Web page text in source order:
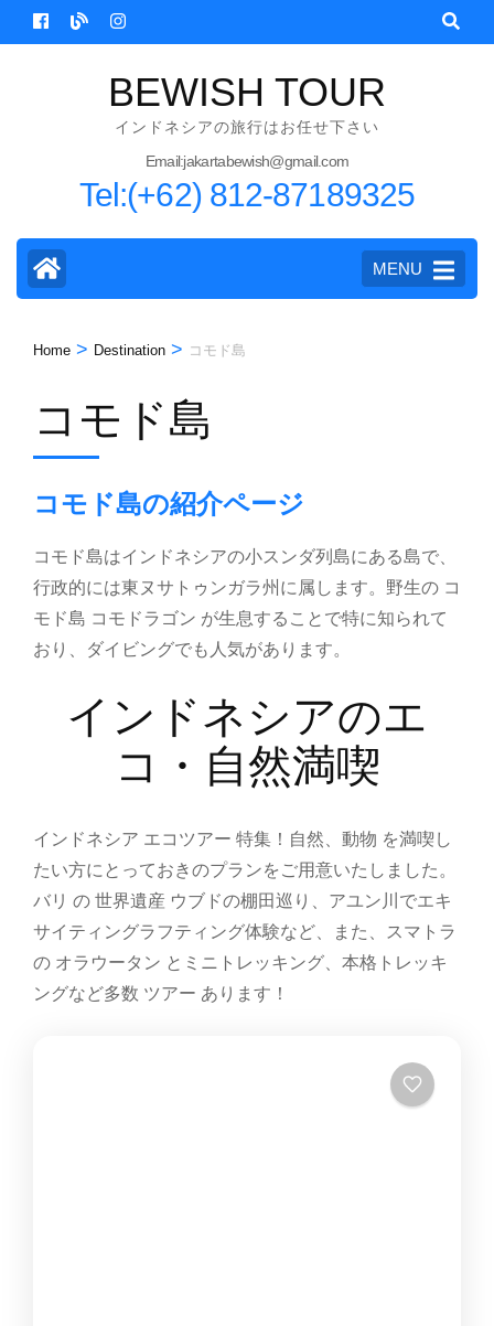
Skip
to
BEWISH TOUR
インドネシアの旅行はお任せ下さい
Email:jakartabewish@gmail.com
Tel:(+62) 812-87189325
MENU
Home > Destination > コモド島
コモド島
コモド島の紹介ページ
コモド島はインドネシアの小スンダ列島にある島で、
行政的には東ヌサトゥンガラ州に属します。野生の コ
モド島 コモドラゴン が生息することで特に知られて
おり、ダイビングでも人気があります。
インドネシアのエ
コ・自然満喫
インドネシア エコツアー 特集！自然、動物 を満喫し
たい方にとっておきのプランをご用意いたしました。
バリ の 世界遺産 ウブドの棚田巡り、アユン川でエキ
サイティングラフティング体験など、また、スマトラ
の オラウータン とミニトレッキング、本格トレッキ
ングなど多数 ツアー あります！